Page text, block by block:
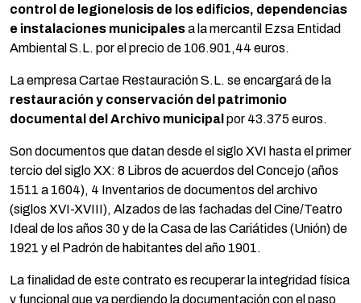
control de legionelosis de los edificios, dependencias
e instalaciones municipalesa la mercantil Ezsa Entidad
Ambiental S.L. por el precio de 106.901,44 euros.
La empresa Cartae Restauración S.L. se encargará de la
restauración y conservación del patrimonio
documental del Archivo municipal por 43.375 euros.
Son documentos que datan desde el siglo XVI hasta el primer
tercio del siglo XX: 8 Libros de acuerdos del Concejo (años
1511 a 1604), 4 Inventarios de documentos del archivo
(siglos XVI-XVIII), Alzados de las fachadas del Cine/Teatro
Ideal de los años 30 y de la Casa de las Cariátides (Unión) de
1921 y el Padrón de habitantes del año 1901.
La finalidad de este contrato es recuperar la integridad física
y funcional que va perdiendo la documentación con el paso